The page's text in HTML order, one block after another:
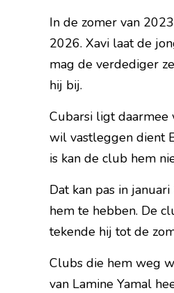
In de zomer van
2026. Xavi laat de
mag de verdediger
hij bij.
Cubarsi ligt daarmee
wil vastleggen dient
is kan de club hem
Dat kan pas in
hem te hebben. De
tekende hij tot de
Clubs die hem weg
van Lamine Yamal